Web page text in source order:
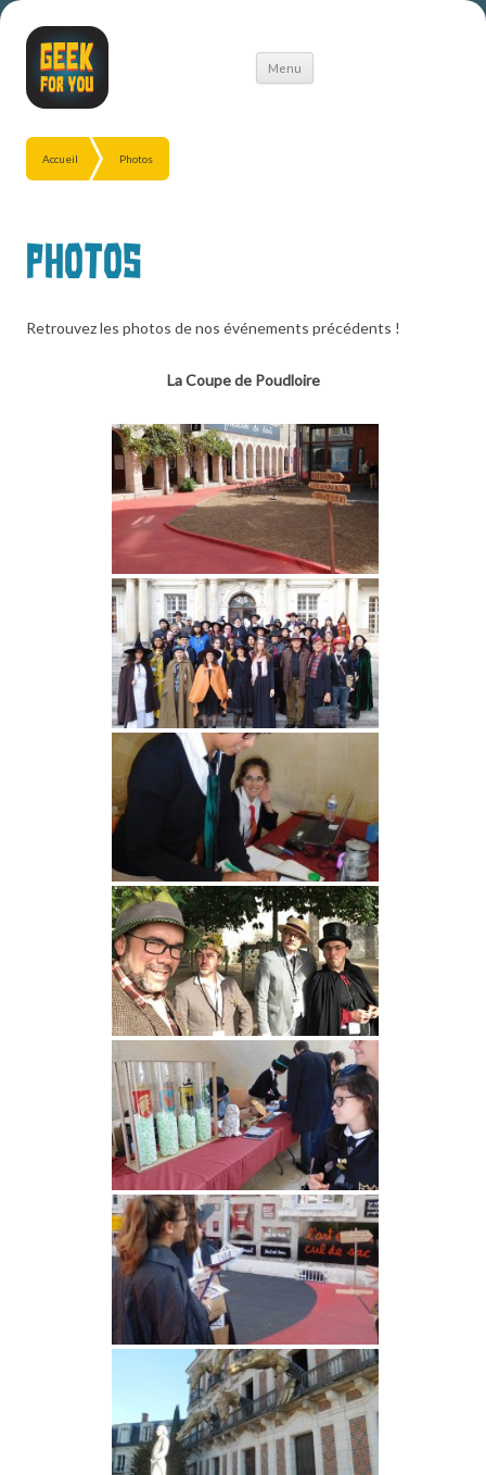
Menu
Aller
Accueil Photos
Photos
Retrouvez les photos de nos événements précédents !
La Coupe de Poudloire